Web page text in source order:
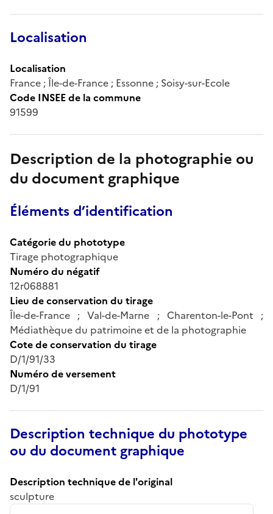
Localisation
Localisation
France ; Île-de-France ; Essonne ; Soisy-sur-Ecole
Code INSEE de la commune
91599
Description de la photographie ou
du document graphique
Éléments d’identification
Catégorie du phototype
Tirage photographique
Numéro du négatif
12r068881
Lieu de conservation du tirage
Île-de-France ; Val-de-Marne ; Charenton-le-Pont ;
Médiathèque du patrimoine et de la photographie
Cote de conservation du tirage
D/1/91/33
Numéro de versement
D/1/91
Description technique du phototype
ou du document graphique
Description technique de l'original
sculpture